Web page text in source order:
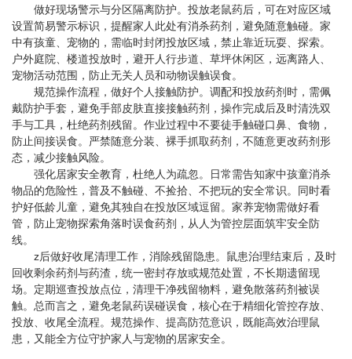
做好现场警示与分区隔离防护。投放老鼠药后，可在对应区域
设置简易警示标识，提醒家人此处有消杀药剂，避免随意触碰。家
中有孩童、宠物的，需临时封闭投放区域，禁止靠近玩耍、探索。
户外庭院、楼道投放时，避开人行步道、草坪休闲区，远离路人、
宠物活动范围，防止无关人员和动物误触误食。
规范操作流程，做好个人接触防护。调配和投放药剂时，需佩
戴防护手套，避免手部皮肤直接接触药剂，操作完成后及时清洗双
手与工具，杜绝药剂残留。作业过程中不要徒手触碰口鼻、食物，
防止间接误食。严禁随意分装、裸手抓取药剂，不随意更改药剂形
态，减少接触风险。
强化居家安全教育，杜绝人为疏忽。日常需告知家中孩童消杀
物品的危险性，普及不触碰、不捡拾、不把玩的安全常识。同时看
护好低龄儿童，避免其独自在投放区域逗留。家养宠物需做好看
管，防止宠物探索角落时误食药剂，从人为管控层面筑牢安全防
线。
z后做好收尾清理工作，消除残留隐患。鼠患治理结束后，及时
回收剩余药剂与药渣，统一密封存放或规范处置，不长期遗留现
场。定期巡查投放点位，清理干净残留物料，避免散落药剂被误
触。总而言之，避免老鼠药误碰误食，核心在于精细化管控存放、
投放、收尾全流程。规范操作、提高防范意识，既能高效治理鼠
患，又能全方位守护家人与宠物的居家安全。